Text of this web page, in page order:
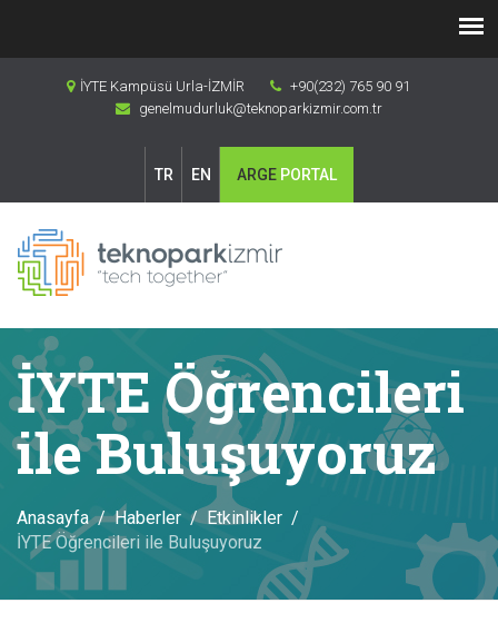
İYTE Kampüsü Urla-İZMİR
+90(232) 765 90 91
genelmudurluk@teknoparkizmir.com.tr
TR EN ARGE PORTAL
İYTE Öğrencileri
ile Buluşuyoruz
Anasayfa Haberler
Etkinlikler
İYTE Öğrencileri ile Buluşuyoruz